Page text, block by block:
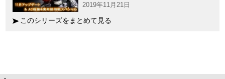
2019年11月21日
このシリーズをまとめて見る